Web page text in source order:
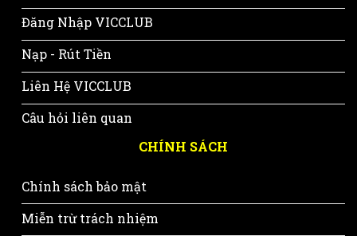
Đăng Nhập VICCLUB
Nạp - Rút Tiền
Liên Hệ VICCLUB
Câu hỏi liên quan
CHÍNH SÁCH
Chính sách bảo mật
Miễn trừ trách nhiệm